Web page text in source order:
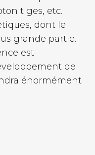
tiges, etc.
dont le
grande partie.
est
de
énormément